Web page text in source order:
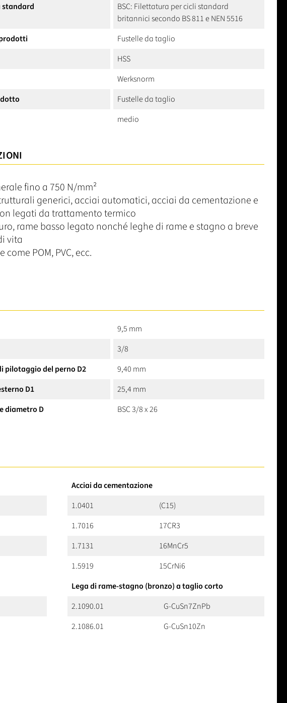
BSC: Filettatura per cicli standard
britannici secondo BS 811 e NEN 5516
Fustelle da taglio
HSS
Werksnorm
Fustelle da taglio
medio
fino a 750 N/mm²
generici, acciai automatici, acciai da cementazione e
legati da trattamento termico
rame basso legato nonché leghe di rame e stagno a breve
vita
come POM, PVC, ecc.
9,5 mm
3/8
pilotaggio del perno D2
9,40 mm
D1
25,4 mm
diametro D
BSC 3/8 x 26
Acciai da cementazione
1.0401
(C15)
1.7016
17CR3
1.7131
16MnCr5
1.5919
15CrNi6
Lega di rame-stagno (bronzo) a taglio corto
2.1090.01
G-CuSn7ZnPb
2.1086.01
G-CuSn10Zn